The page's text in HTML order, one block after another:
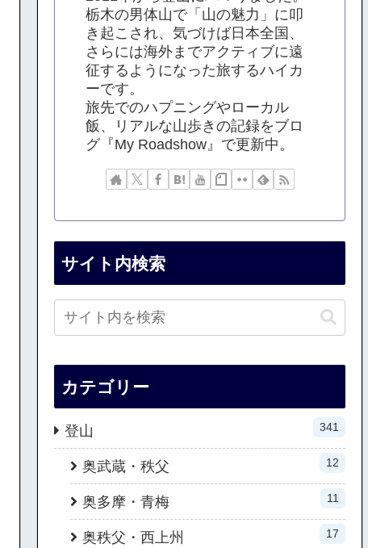
栃木の男体山で「山の魅力」に叩
き起こされ、気づけば日本全国、
さらには海外までアクティブに遠
征するようになった旅するハイカ
ーです。
旅先でのハプニングやローカル
飯、リアルな山歩きの記録をブロ
グ『My Roadshow』で更新中。
サイト内検索
カテゴリー
登山 341
奥武蔵・秩父 12
奥多摩・青梅 11
奥秩父・西上州 17